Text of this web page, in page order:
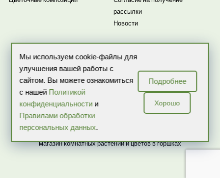
рассылки
Новости
ИП Бекренева О.В. ИНН: 507503218257 ОГРНИП:
317774600059324
Copyright 2026 © Все права защищены ARTPLANTS — интернет-
магазин комнатных растений и цветов в горшках
Мы используем cookie-файлы для
улучшения вашей работы с
сайтом. Вы можете ознакомиться
с нашей Политикой
конфиденциальностии
Правилами обработки
персональных данных.
Подробнее
Хорошо